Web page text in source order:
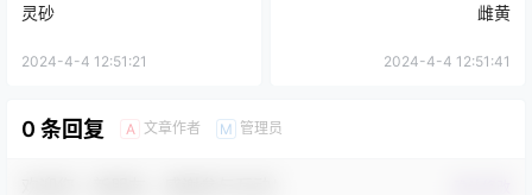
灵砂
2024-4-4 12:51:21
雌黄
2024-4-4 12:51:41
0 条回复 A 文章作者 M 管理员